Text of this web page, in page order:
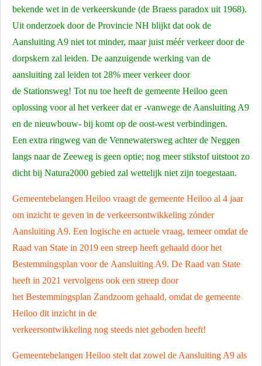
bekende wet in de verkeerskunde (de Braess paradox uit 1968).
Uit onderzoek door de Provincie NH blijkt dat ook de
Aansluiting A9 niet tot minder, maar juist méér verkeer door de
dorpskern zal leiden. De aanzuigende werking van de
aansluiting zal leiden tot 28% meer verkeer door
de Stationsweg! Tot nu toe heeft de gemeente Heiloo geen
oplossing voor al het verkeer dat er -vanwege de Aansluiting A9
en de nieuwbouw- bij komt op de oost-west verbindingen.
Een extra ringweg van de Vennewatersweg achter de Neggen
langs naar de Zeeweg is geen optie; nog meer stikstof uitstoot zo
dicht bij Natura2000 gebied zal wettelijk niet zijn toegestaan.
Gemeentebelangen Heiloo vraagt de gemeente Heiloo al 4 jaar
om inzicht te geven in de verkeersontwikkeling zónder
Aansluiting A9. Een logische en actuele vraag, temeer omdat de
Raad van State in 2019 een streep heeft gehaald door het
Bestemmingsplan voor de Aansluiting A9. De Raad van State
heeft in 2021 vervolgens ook een streep door
het Bestemmingsplan Zandzoom gehaald, omdat de gemeente
Heiloo dit inzicht in de
verkeersontwikkeling nog steeds niet geboden heeft!
Gemeentebelangen Heiloo stelt dat zowel de Aansluiting A9 als